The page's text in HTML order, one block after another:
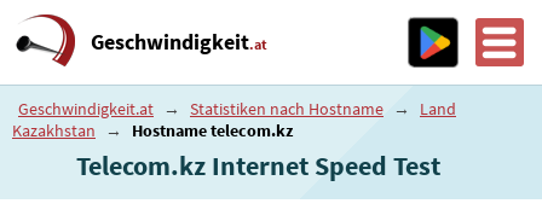
Geschwindigkeit.at
Geschwindigkeit.at → Statistiken nach Hostname →
Land
Kazakhstan
→ Hostname telecom.kz
Telecom.kz Internet Speed ​​Test